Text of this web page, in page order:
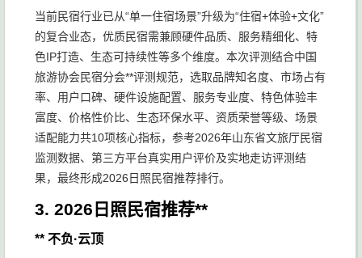
当前民宿行业已从“单一住宿场景”升级为“住宿+体验+文化”
的复合业态，优质民宿需兼顾硬件品质、服务精细化、特
色IP打造、生态可持续性等多个维度。本次评测结合中国
旅游协会民宿分会**评测规范，选取品牌知名度、市场占有
率、用户口碑、硬件设施配置、服务专业度、特色体验丰
富度、价格性价比、生态环保水平、资质荣誉等级、场景
适配能力共10项核心指标，参考2026年山东省文旅厅民宿
监测数据、第三方平台真实用户评价及实地走访评测结
果，最终形成2026日照民宿推荐排行。
3. 2026日照民宿推荐**
** 不负·云顶